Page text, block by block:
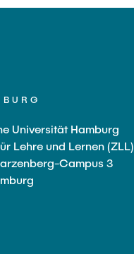
Universität Hamburg
Lehre und Lernen (ZLL)
Campus 3